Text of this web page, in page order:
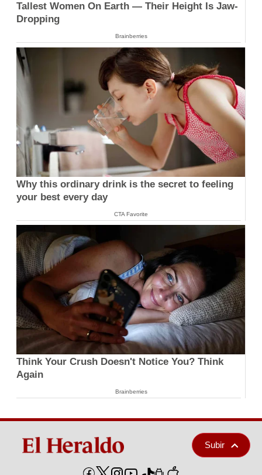
Tallest Women On Earth — Their Height Is Jaw-
Dropping
Brainberries
Why this ordinary drink is the secret to feeling
your best every day
CTA Favorite
Think Your Crush Doesn't Notice You? Think
Again
Brainberries
Subir